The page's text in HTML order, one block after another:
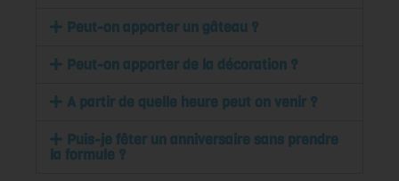
Peut-on apporter un gâteau ?
Peut-on apporter de la décoration ?
A partir de quelle heure peut on venir ?
Puis-je fêter un anniversaire sans prendre
la formule ?